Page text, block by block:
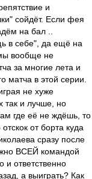
и
сойдёт. Если фея
на бал ..
в себе", да ещё на
вообще не
за многие лета и
матча в этой серии.
не хуже
так и лучше, но
где её не ждёшь, то
от борта куда
сразу после
ВСЕЙ командой
и ответственно
а выиграть? Как